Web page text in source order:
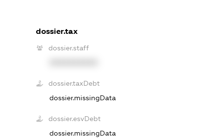
dossier.tax
dossier.staff
dossier.taxDebt
dossier.missingData
dossier.esvDebt
dossier.missingData